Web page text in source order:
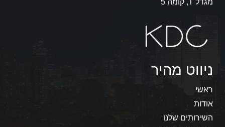
מגדל T, קומה 5
ניווט מהיר
ראשי
אודות
השירותים שלנו